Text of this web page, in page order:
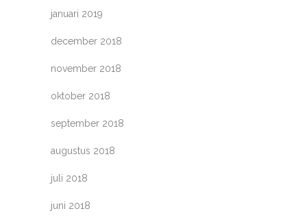
januari 2019
december 2018
november 2018
oktober 2018
september 2018
augustus 2018
juli 2018
juni 2018